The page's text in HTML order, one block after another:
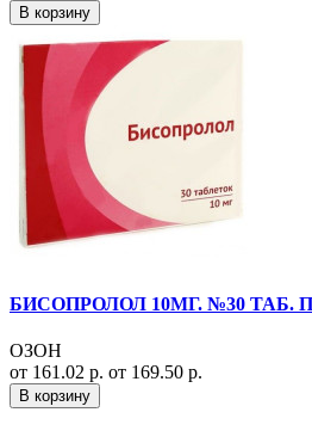
В корзину
БИСОПРОЛОЛ 10МГ. №30 ТАБ.
ОЗОН
от 161.02 р. от 169.50 р.
В корзину